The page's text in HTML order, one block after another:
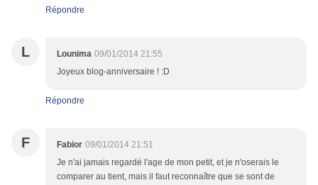
Répondre
L Lounima 09/01/2014 21:55
Joyeux blog-anniversaire ! :D
Répondre
F Fabior 09/01/2014 21:51
Je n'ai jamais regardé l'age de mon petit, et je n'oserais le
comparer au tient, mais il faut reconnaître que se sont de